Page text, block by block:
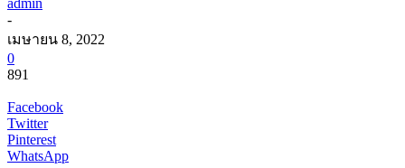
-
เมษายน 8, 2022
0
891
Facebook
Twitter
Pinterest
WhatsApp